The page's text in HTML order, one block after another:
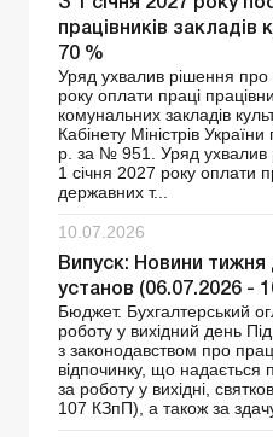
З 1 січня 2027 року
працівників закладів
70 %
Уряд ухвалив рішення про
року оплати праці
комунальних закладів
Кабінету Міністрів
р. за № 951. Уряд ухвалив
1 січня 2027 року оплати
державних т...
10.07.2026
Випуск: Новини
установ (06.07.2026 -
Бюджет. Бухгалтерський
роботу у вихідний день
з законодавством про
відпочинку, що надається
за роботу у вихідні,
107 КЗпП), а також за